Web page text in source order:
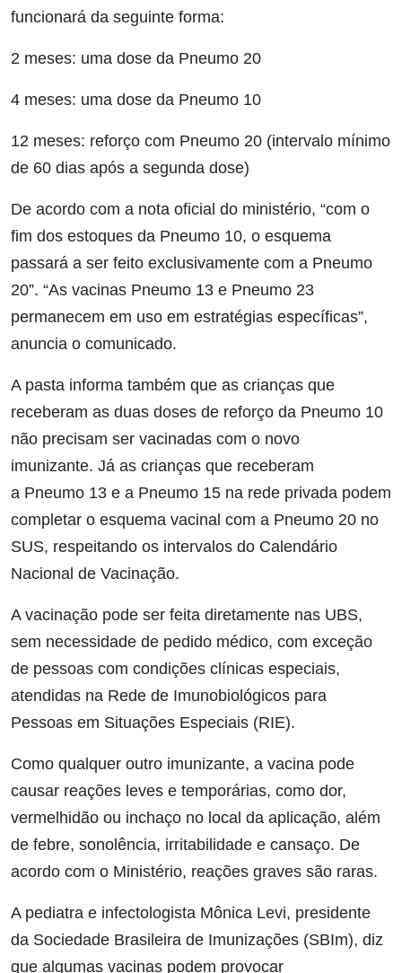
funcionará da seguinte forma:
2 meses: uma dose da Pneumo 20
4 meses: uma dose da Pneumo 10
12 meses: reforço com Pneumo 20 (intervalo mínimo
de 60 dias após a segunda dose)
De acordo com a nota oficial do ministério, “com o
fim dos estoques da Pneumo 10, o esquema
passará a ser feito exclusivamente com a Pneumo
20”. “As vacinas Pneumo 13 e Pneumo 23
permanecem em uso em estratégias específicas”,
anuncia o comunicado.
A pasta informa também que as crianças que
receberam as duas doses de reforço da Pneumo 10
não precisam ser vacinadas com o novo
imunizante. Já as crianças que receberam
a Pneumo 13 e a Pneumo 15 na rede privada podem
completar o esquema vacinal com a Pneumo 20 no
SUS, respeitando os intervalos do Calendário
Nacional de Vacinação.
A vacinação pode ser feita diretamente nas UBS,
sem necessidade de pedido médico, com exceção
de pessoas com condições clínicas especiais,
atendidas na Rede de Imunobiológicos para
Pessoas em Situações Especiais (RIE).
Como qualquer outro imunizante, a vacina pode
causar reações leves e temporárias, como dor,
vermelhidão ou inchaço no local da aplicação, além
de febre, sonolência, irritabilidade e cansaço. De
acordo com o Ministério, reações graves são raras.
A pediatra e infectologista Mônica Levi, presidente
da Sociedade Brasileira de Imunizações (SBIm), diz
que algumas vacinas podem provocar